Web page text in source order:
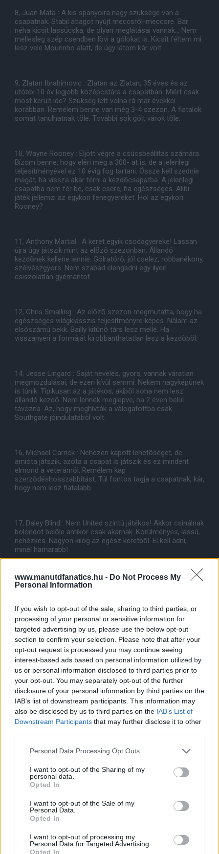
www.manutdfanatics.hu - Do Not Process My
Personal Information
If you wish to opt-out of the sale, sharing to third parties, or
processing of your personal or sensitive information for
targeted advertising by us, please use the below opt-out
section to confirm your selection. Please note that after your
opt-out request is processed you may continue seeing
interest-based ads based on personal information utilized by
us or personal information disclosed to third parties prior to
your opt-out. You may separately opt-out of the further
disclosure of your personal information by third parties on the
IAB’s list of downstream participants. This information may
also be disclosed by us to third parties on the IAB’s List of
Downstream Participants that may further disclose it to other
Please note that this website/app uses one or more Google
not limited to your visit or usage behaviour. You may click to
grant or deny consent to Google and its third-party tags to
use your data for below specified purposes in below Google
consent section.
Personal Data Processing Opt Outs
I want to opt-out of the Sharing of my
personal data.
Opted In
I want to opt-out of the Sale of my
Personal Data.
Opted In
I want to opt-out of processing my
Personal Data for Targeted Advertising.
Opted In
8, Juan Mata : A kis spanyolra nagy szüksége van a
csapatnak. Stabil átlagot nyújt meccsrõl-meccsre. Bár
néha kicsit lassúcska, de olyan meglátásai vannak... Nem
mellesleg szép csendben lövi a gólokat is. Kicsit féltem mi
lesz vele Mourinho alatt, de úgy látom kár volt.
9, Zlatan Ibrahimovic : Zlatan az Zlatan, 35 éves és az
utóbbi 10 év legjobb középcstára a csapatban. Miért csak
most került ide? Szükség lett volna rá már évekkel
korábban. Remélem benne van még 3-4 szezon. A fiatalok
somat tanulhatnak tõle. További sok gólt várok tõle.
10, Wayne Rooney : Eljött végre a csúcsbeállítás számára.
Bízom benne, hogy eléri még a 300- at is, de a jelenlegi
teljesítményével ez 10 évig fog tartani. Össze kell szednie
magát, ha vissza akar térni a kezdõcsapatba. A jelenlegi
csapatba nem fér be, csak csere, ha egészséges. Alibi
játék jellemzi az egykori fenegyereket. Hol az egykori
Rooney?
11, Anthony Martial : A keret egyik csodagyereke! Lassan
újra úgy játszik mint az elõzõ szezonban. Állandó
kezdõnek kellene lennie. Gólratörõ, jól cselez, robbanékony,
szélvészgyors. Nem szabad elengedni egy ilyen
csiszolatlan gyémántot.
12, Chris Smalling : Az elõzõ szezon megmutatta, hogy ha
egészséges világklasszis teljesítményre képes. Nálam az
elsõszámú bekk. Bailly kitûnõ társ lesz mellé. Ha
visszanyeri a formáját kirobbanthatatlan lesz a kezdõbõl.
14, Jesse Lingard : Saját nevelés, gyors, vannak váratlan
megmozdulásai, de ezen kívül semmi. Nekem nagyképûnek
is tûnik. Tipikusan az a játékos, akibõl soha nem lesz
állandó kezdõ. Nem lennék meglepve, ha 2 éven belül
távozna. Az, hogy meghívták a vàlogatottba csak
Southgate jóindulatából volt.
16, Michael Carrick : Nehezen kapott lehetõséget, de
amióta játszik, azóta a csapat is játszik és ez mindent
elmond a veteránról. Remélem kap
szerzõdéshosszabbítást. Túl fontos tagja a csapatnak, kár,
hogy nem lesz fiatalabb.
17, Daley Blind : Nem United szintû játékos! Akkor csinálnak
bolondot belõle amikor csak akarnak. Körülményes, lassú,
nehézkes. Nagyon kilóg az egész keretbõl. El kell adni,
minél hamarabb!
18, Ashley Young : Igazi csapatember. Amikor lehetõséget
is. Meghálálná a bizalmat.
19, Marcus Rashford : A másik csodagyerek! Ilyen
tehetség 10 évente tûnik fel. Lassan visszatér az
önbizalma és a góljai is. A következõ 10 év nagy
csatàregyénisége lesz. Martiallal az õrületbe fogják
kergetni a védõket. Ha Zlatan után kapnának maguk mellé
egy Lukakut vagy Harry Kanet végigvernénk az egész
vilàgot.
20, Sergio Romero : Kicsit féltem mikor idekerült, de az az
bravúromat mutat be, stb. Van két kivàló kapusunk nem
vészharangot kongatni.
Folytatás késõbb...